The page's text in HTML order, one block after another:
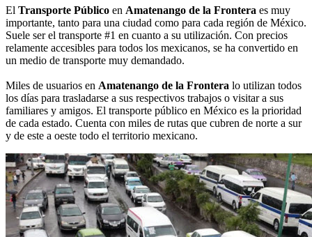
El Transporte Público en Amatenango de la Frontera es muy
importante, tanto para una ciudad como para cada región de México.
Suele ser el transporte #1 en cuanto a su utilización. Con precios
relamente accesibles para todos los mexicanos, se ha convertido en
un medio de transporte muy demandado.
Miles de usuarios en Amatenango de la Frontera lo utilizan todos
los días para trasladarse a sus respectivos trabajos o visitar a sus
familiares y amigos. El transporte público en México es la prioridad
de cada estado. Cuenta con miles de rutas que cubren de norte a sur
y de este a oeste todo el territorio mexicano.